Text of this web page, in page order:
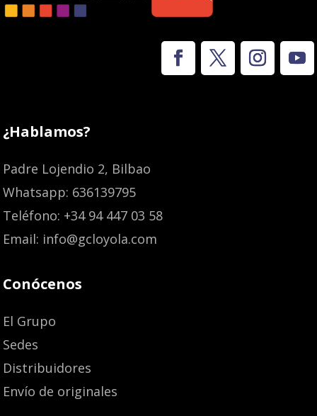
¿Hablamos?
Padre Lojendio 2, Bilbao
Whatsapp: 636139795
Teléfono: +34 94 447 03 58
Email: info@gcloyola.com
Conócenos
El Grupo
Sedes
Distribuidores
Envío de originales